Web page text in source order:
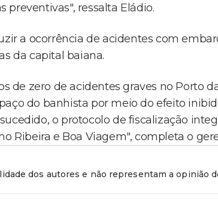
ressalta Eládio.
a ocorrência de acidentes com
da capital baiana.
de zero de acidentes graves no Porto
do banhista por meio do efeito
o protocolo de fiscalização
Ribeira e Boa Viagem", completa o
dos autores e não representam a opinião